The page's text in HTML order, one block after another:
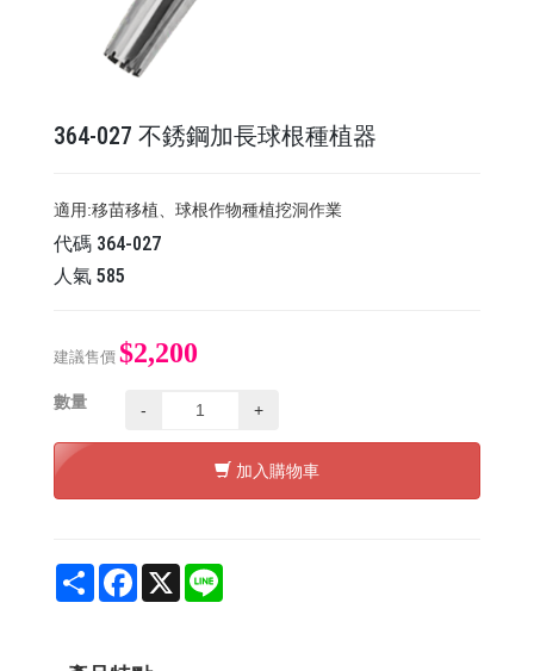
364-027 不銹鋼加長球根種植器
適用:移苗移植、球根作物種植挖洞作業
代碼 364-027
人氣 585
建議售價 $2,200
數量 - +
加入購物車
Share Facebook
X